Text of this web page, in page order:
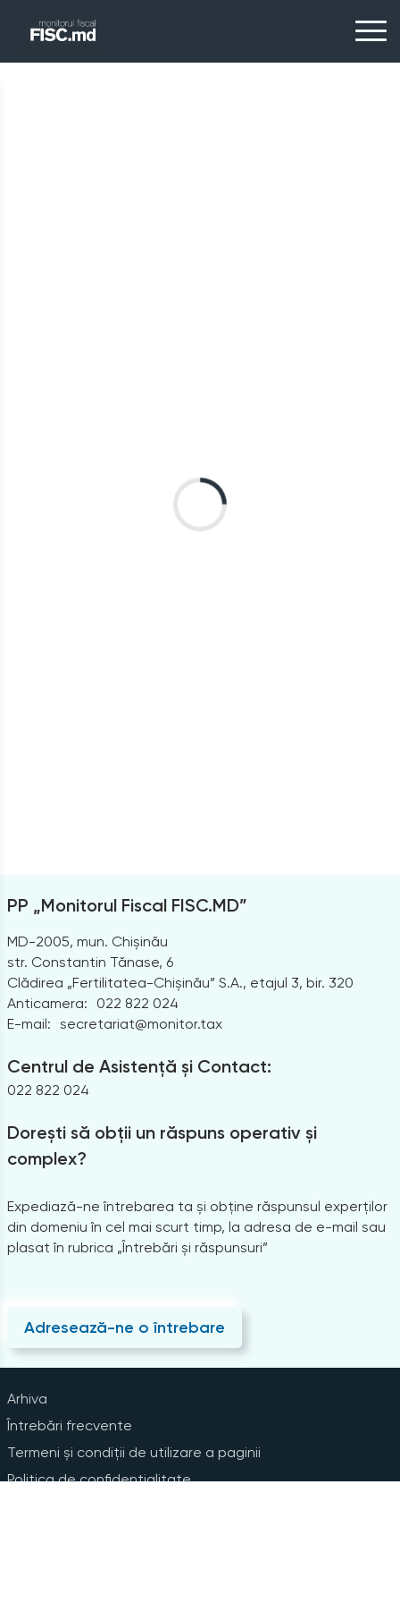
PP „Monitorul Fiscal FISC.MD”
MD-2005, mun. Chișinău
str. Constantin Tănase, 6
Clădirea „Fertilitatea-Chișinău” S.A., etajul 3, bir. 320
Anticamera:
022 822 024
E-mail: secretariat@monitor.tax
Centrul de Asistență și Contact:
022 822 024
Dorești să obții un răspuns operativ și
complex?
Expediază-ne întrebarea ta și obține răspunsul experților
din domeniu în cel mai scurt timp, la adresa de e-mail sau
plasat în rubrica „Întrebări și răspunsuri”
Adresează-ne o întrebare
Arhiva
Întrebări frecvente
Termeni și condiții de utilizare a paginii
Politica de confidențialitate